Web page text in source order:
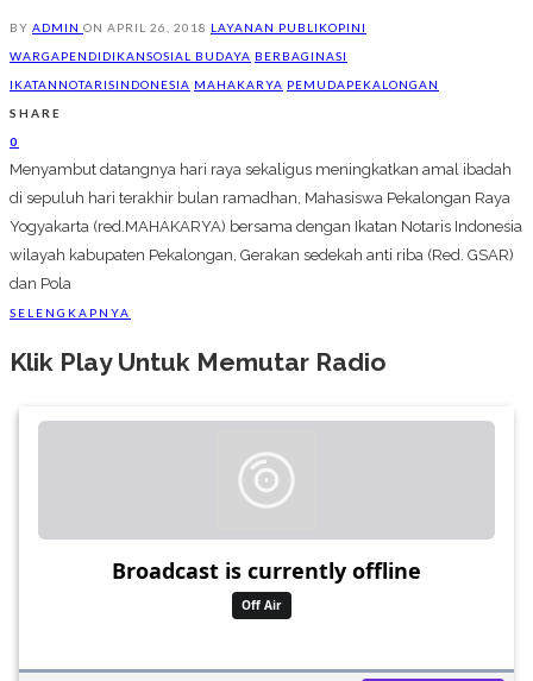
BY ADMIN ON APRIL 26, 2018 LAYANAN PUBLIKOPINI
WARGAPENDIDIKANSOSIAL BUDAYA BERBAGINASI
IKATANNOTARISINDONESIA MAHAKARYA PEMUDAPEKALONGAN
SHARE
0
Menyambut datangnya hari raya sekaligus meningkatkan amal ibadah
di sepuluh hari terakhir bulan ramadhan, Mahasiswa Pekalongan Raya
Yogyakarta (red.MAHAKARYA) bersama dengan Ikatan Notaris Indonesia
wilayah kabupaten Pekalongan, Gerakan sedekah anti riba (Red. GSAR)
dan Pola
SELENGKAPNYA
Klik Play Untuk Memutar Radio